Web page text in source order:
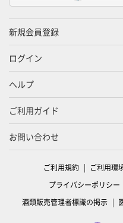
新規会員登録
ログイン
ヘルプ
ご利用ガイド
お問い合わせ
ご利用規約 ご利用環
プライバシーポリシー
酒類販売管理者標識の掲示